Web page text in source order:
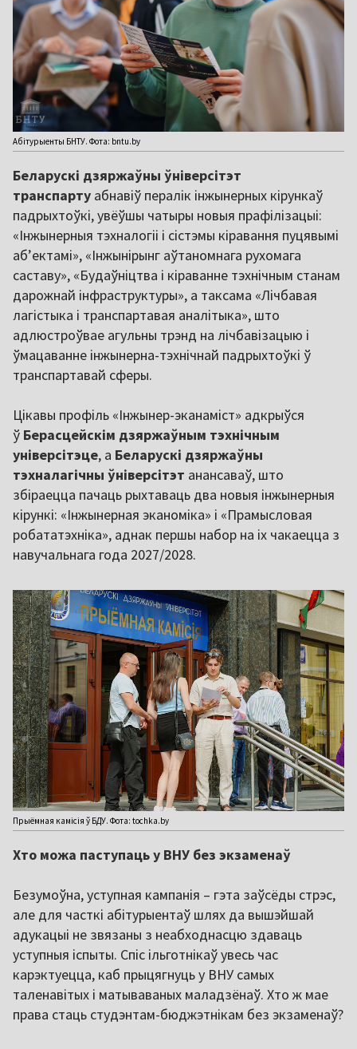
Абітурыенты БНТУ. Фота: bntu.by
Беларускі дзяржаўны ўніверсітэт
транспарту абнавіў пералік інжынерных кірункаў
падрыхтоўкі, увёўшы чатыры новыя прафілізацыі:
«Інжынерныя тэхналогіі і сістэмы кіравання пуцявымі
аб’ектамі», «Інжынірынг аўтаномнага рухомага
саставу», «Будаўніцтва і кіраванне тэхнічным станам
дарожнай інфраструктуры», а таксама «Лічбавая
лагістыка і транспартавая аналітыка», што
адлюстроўвае агульны трэнд на лічбавізацыю і
ўмацаванне інжынерна-тэхнічнай падрыхтоўкі ў
транспартавай сферы.
Цікавы профіль «Інжынер-эканаміст» адкрыўся
ў Берасцейскім дзяржаўным тэхнічным
універсітэце, а Беларускі дзяржаўны
тэхналагічны ўніверсітэт анансаваў, што
збіраецца пачаць рыхтаваць два новыя інжынерныя
кірункі: «Інжынерная эканоміка» і «Прамысловая
робататэхніка», аднак першы набор на іх чакаецца з
навучальнага года 2027/2028.
Прыёмная камісія ў БДУ. Фота: tochka.by
Хто можа паступаць у ВНУ без экзаменаў
Безумоўна, уступная кампанія – гэта заўсёды стрэс,
але для часткі абітурыентаў шлях да вышэйшай
адукацыі не звязаны з неабходнасцю здаваць
уступныя іспыты. Спіс ільготнікаў увесь час
карэктуецца, каб прыцягнуць у ВНУ самых
таленавітых і матываваных маладзёнаў. Хто ж мае
права стаць студэнтам-бюджэтнікам без экзаменаў?